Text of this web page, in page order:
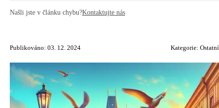
Našli jste v článku chybu?Kontaktujte nás
Publikováno: 03. 12. 2024 Kategorie: Ostatní